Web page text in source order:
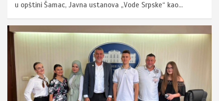
u opštini Šamac, Javna ustanova „Vode Srpske“ kao…